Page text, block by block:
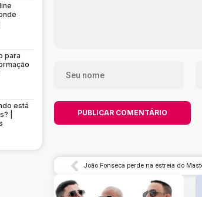
para
está
|